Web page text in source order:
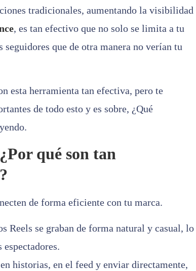
tradicionales, aumentando la visibilidad
, es tan efectivo que no solo se limita a tu
seguidores que de otra manera no verían tu
esta herramienta tan efectiva, pero te
de todo esto y es sobre, ¿Qué
qué son tan
de forma eficiente con tu marca.
Reels se graban de forma natural y casual, lo
historias, en el feed y enviar directamente,